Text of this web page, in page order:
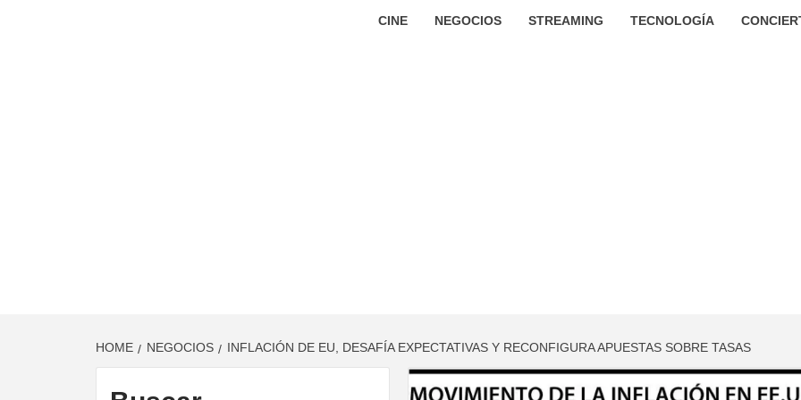
CINE NEGOCIOS STREAMING TECNOLOGÍA
HOME NEGOCIOS INFLACIÓN DE EU, DESAFÍA EXPECTATIVAS Y RECONFIGURA APUESTAS SOBRE TASAS